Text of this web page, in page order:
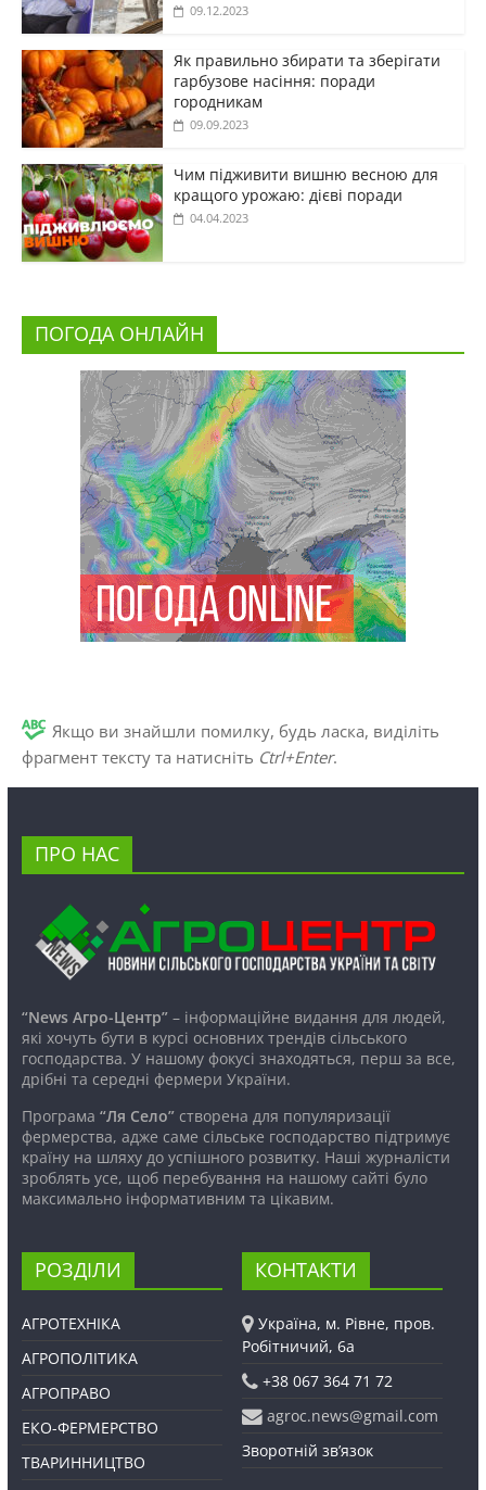
09.12.2023
Як правильно збирати та зберігати
гарбузове насіння: поради
городникам
09.09.2023
Чим підживити вишню весною для
кращого урожаю: дієві поради
04.04.2023
ПОГОДА ОНЛАЙН
Якщо ви знайшли помилку, будь ласка, виділіть
фрагмент тексту та натисніть Ctrl+Enter.
ПРО НАС
“News Агро-Центр”– інформаційне видання для людей,
які хочуть бути в курсі основних трендів сільського
господарства. У нашому фокусі знаходяться, перш за все,
дрібні та середні фермери України.
Програма “Ля Село”створена для популяризації
фермерства, адже саме сільське господарство підтримує
країну на шляху до успішного розвитку. Наші журналісти
зроблять усе, щоб перебування на нашому сайті було
максимально інформативним та цікавим.
РОЗДІЛИ
АГРОТЕХНІКА
АГРОПОЛІТИКА
АГРОПРАВО
ЕКО-ФЕРМЕРСТВО
ТВАРИННИЦТВО
КОНТАКТИ
Україна, м. Рівне, пров.
Робітничий, 6а
+38 067 364 71 72
agroc.news@gmail.com
Зворотній зв’язок